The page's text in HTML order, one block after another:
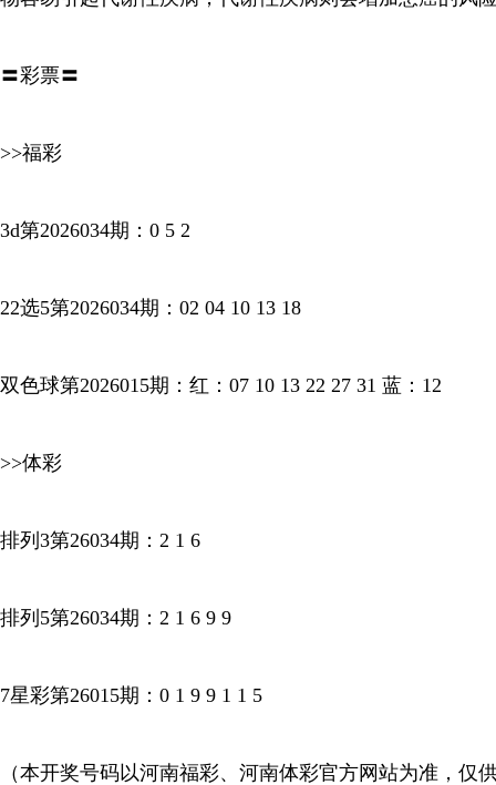
〓彩票〓
>>福彩
3d第2026034期：0 5 2
22选5第2026034期：02 04 10 13 18
双色球第2026015期：红：07 10 13 22 27 31 蓝：12
>>体彩
排列3第26034期：2 1 6
排列5第26034期：2 1 6 9 9
7星彩第26015期：0 1 9 9 1 1 5
（本开奖号码以河南福彩、河南体彩官方网站为准，仅